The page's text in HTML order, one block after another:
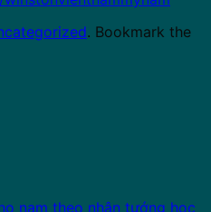
. Bookmark the
nam theo nhân tướng học